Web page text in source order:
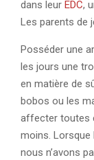
dans leur EDC,
Les parents de
Posséder une
les jours une
en matière de
bobos ou les
affecter toutes
moins. Lorsque
nous n’avons